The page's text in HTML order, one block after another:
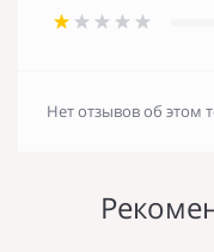
Нет отзывов об этом